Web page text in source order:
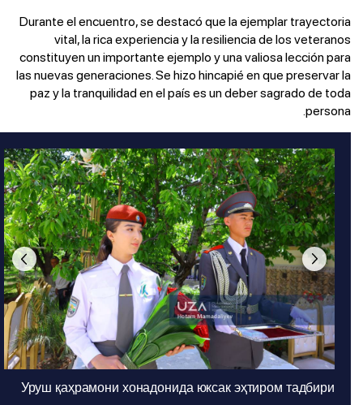
Durante el encuentro, se destacó que la ejemplar trayectoria
vital, la rica experiencia y la resiliencia de los veteranos
constituyen un importante ejemplo y una valiosa lección para
las nuevas generaciones. Se hizo hincapié en que preservar la
paz y la tranquilidad en el país es un deber sagrado de toda
persona.
Уруш қаҳрамони хонадонида юксак эҳтиром тадбири